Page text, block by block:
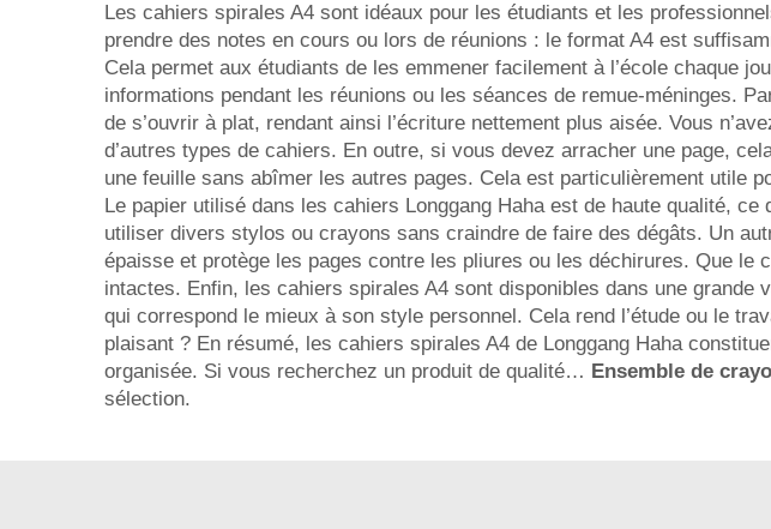
Les cahiers spirales A4 sont idéaux pour les étudiants et les
prendre des notes en cours ou lors de réunions : le format A4 est
Cela permet aux étudiants de les emmener facilement à l’école chaque
informations pendant les réunions ou les séances de remue-méninges.
de s’ouvrir à plat, rendant ainsi l’écriture nettement plus aisée. Vous
d’autres types de cahiers. En outre, si vous devez arracher une page,
une feuille sans abîmer les autres pages. Cela est particulièrement utile
Le papier utilisé dans les cahiers Longgang Haha est de haute qualité,
utiliser divers stylos ou crayons sans craindre de faire des dégâts. Un
épaisse et protège les pages contre les pliures ou les déchirures. Que
intactes. Enfin, les cahiers spirales A4 sont disponibles dans une
qui correspond le mieux à son style personnel. Cela rend l’étude ou le
plaisant ? En résumé, les cahiers spirales A4 de Longgang Haha
organisée. Si vous recherchez un produit de qualité… Ensemble de
sélection.